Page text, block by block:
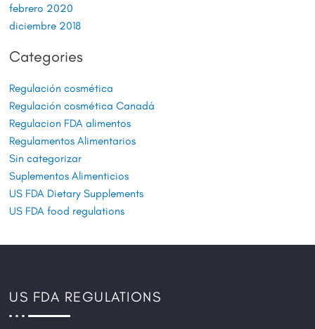
febrero 2020
diciembre 2018
Categories
Regulación cosmética
Regulación cosmética Canadá
Regulacion FDA alimentos
Regulamentos Alimentarios
Sin categorizar
Suplementos Alimenticios
US FDA Dietary Supplements
US FDA food regulations
US FDA REGULATIONS